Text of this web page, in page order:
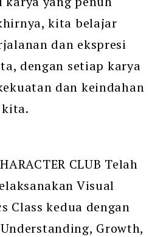
kita belajar
dan ekspresi
dengan setiap karya
dan keindahan
CLUB Telah
Visual
Class kedua dengan
Growth,